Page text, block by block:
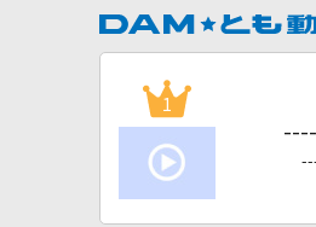
1
----